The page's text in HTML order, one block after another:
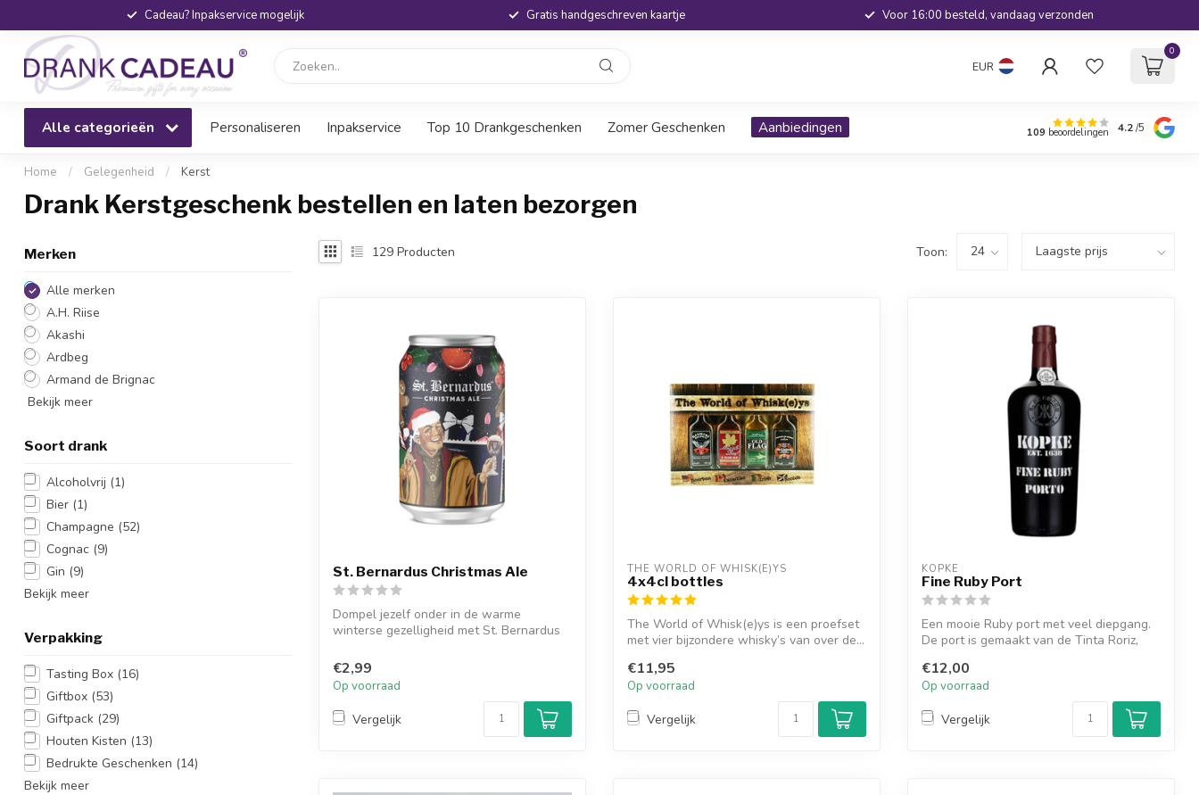
Cadeau? Inpakservice mogelijk Gratis handgeschreven kaartje Voor 16:00 besteld, vandaag verzonden
EUR
0
Alle categorieën Personaliseren Inpakservice Top 10 Drankgeschenken Zomer Geschenken Aanbiedingen 109 beoordelingen 4.2/5
Home / Gelegenheid / Kerst
Drank Kerstgeschenk bestellen en laten bezorgen
Merken
Alle merken
A.H. Riise
Akashi
Ardbeg
Armand de Brignac
Bekijk meer
Soort drank
Alcoholvrij (1)
Bier (1)
Champagne (52)
Cognac (9)
Gin (9)
Bekijk meer
Verpakking
Tasting Box (16)
Giftbox (53)
Giftpack (29)
Houten Kisten (13)
Bedrukte Geschenken (14)
Bekijk meer
129 Producten Toon:
St. Bernardus Christmas Ale
Dompel jezelf onder in de warme
winterse gezelligheid met St. Bernardus
€2,99
Op voorraad
Vergelijk
THE WORLD OF WHISK(E)YS
4x4cl bottles
The World of Whisk(e)ys is een proefset
met vier bijzondere whisky’s van over de...
€11,95
Op voorraad
Vergelijk
KOPKE
Fine Ruby Port
Een mooie Ruby port met veel diepgang.
De port is gemaakt van de Tinta Roriz,
€12,00
Op voorraad
Vergelijk